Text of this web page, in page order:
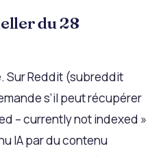
du 28
Sur Reddit (subreddit
s’il peut récupérer
– currently not indexed »
IA par du contenu